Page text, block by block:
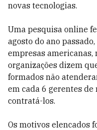
novas tecnologias.
Uma pesquisa online
agosto do ano
empresas americanas,
organizações dizem
formados não
em cada 6 gerentes
contratá-los.
Os motivos elencados